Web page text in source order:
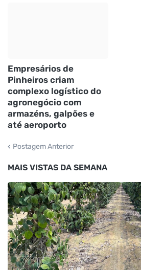
Empresários de
Pinheiros criam
complexo logístico do
agronegócio com
armazéns, galpões e
até aeroporto
Postagem Anterior
MAIS VISTAS DA SEMANA